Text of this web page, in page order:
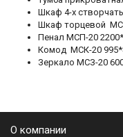
Шкаф 4-х
Шкаф торцевой
Пенал МСП-20
Комод МСК-20
Зеркало МСЗ-20
О компании